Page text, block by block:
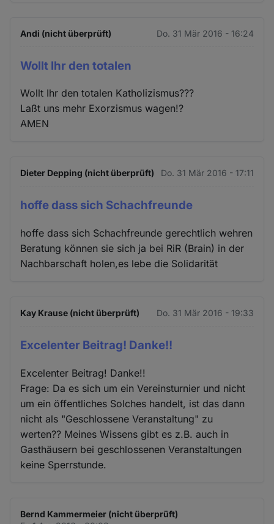
Andi (nicht überprüft) Do. 31 Mär 2016 - 16:24
Wollt Ihr den totalen
Wollt Ihr den totalen Katholizismus???
Laßt uns mehr Exorzismus wagen!?
AMEN
Dieter Depping (nicht überprüft) Do. 31 Mär 2016 - 17:11
hoffe dass sich Schachfreunde
hoffe dass sich Schachfreunde gerechtlich wehren
Beratung können sie sich ja bei RiR (Brain) in der
Nachbarschaft holen,es lebe die Solidarität
Kay Krause (nicht überprüft) Do. 31 Mär 2016 - 19:33
Excelenter Beitrag! Danke!!
Excelenter Beitrag! Danke!!
Frage: Da es sich um ein Vereinsturnier und nicht
um ein öffentliches Solches handelt, ist das dann
nicht als "Geschlossene Veranstaltung" zu
werten?? Meines Wissens gibt es z.B. auch in
Gasthäusern bei geschlossenen Veranstaltungen
keine Sperrstunde.
Bernd Kammermeier (nicht überprüft)